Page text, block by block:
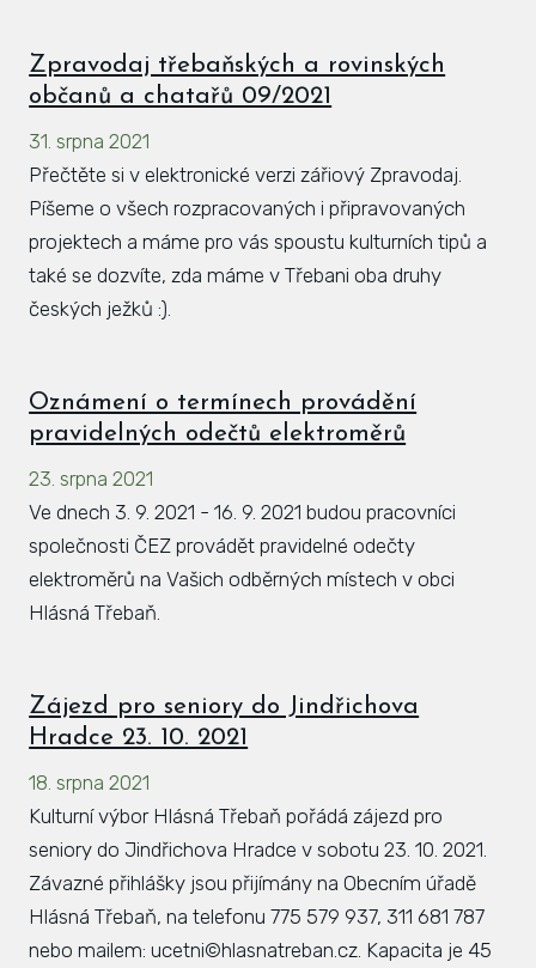
Zpravodaj třebaňských a rovinských
občanů a chatařů 09/2021
31. srpna 2021
Přečtěte si v elektronické verzi zářiový Zpravodaj.
Píšeme o všech rozpracovaných i připravovaných
projektech a máme pro vás spoustu kulturních tipů a
také se dozvíte, zda máme v Třebani oba druhy
českých ježků :).
Oznámení o termínech provádění
pravidelných odečtů elektroměrů
23. srpna 2021
Ve dnech 3. 9. 2021 - 16. 9. 2021 budou pracovníci
společnosti ČEZ provádět pravidelné odečty
elektroměrů na Vašich odběrných místech v obci
Hlásná Třebaň.
Zájezd pro seniory do Jindřichova
Hradce 23. 10. 2021
18. srpna 2021
Kulturní výbor Hlásná Třebaň pořádá zájezd pro
seniory do Jindřichova Hradce v sobotu 23. 10. 2021.
Závazné přihlášky jsou přijímány na Obecním úřadě
Hlásná Třebaň, na telefonu 775 579 937, 311 681 787
nebo mailem: ucetni©hlasnatreban.cz. Kapacita je 45